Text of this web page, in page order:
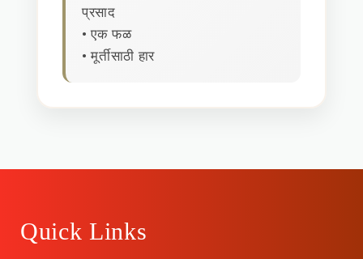
प्रसाद
• एक फळ
• मूर्तीसाठी हार
Quick Links